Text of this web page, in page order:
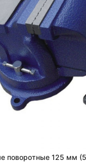
поворотные 125 мм